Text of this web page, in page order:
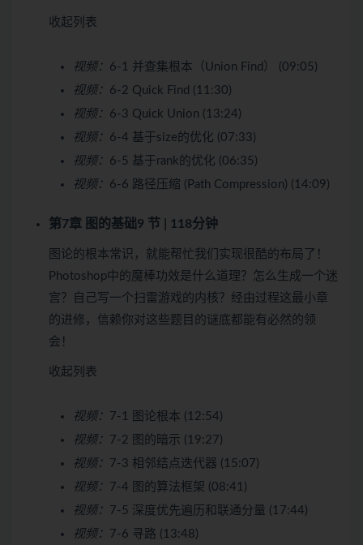
收起列表
视频： 6-1 并查集根本（Union Find） (09:05)
视频： 6-2 Quick Find (11:30)
视频： 6-3 Quick Union (13:24)
视频： 6-4 基于size的优化 (07:33)
视频： 6-5 基于rank的优化 (06:35)
视频： 6-6 路径压缩 (Path Compression) (14:09)
第7章 图的基础9 节 | 118分钟
图论的根本常识，就能帮忙我们实现很酷的布局了！
Photoshop中的魔棒功效是什么道理？怎么生成一个迷
宫？自己写一个扫雷游戏的内核？经由过程这最小章
的进修，信赖你对这些题目的谜底都能有必然的领
会！
收起列表
视频：
7-1 图论根本 (12:54)
视频：
7-2 图的暗示 (19:27)
视频：
7-3 相邻结点迭代器 (15:07)
视频：
7-4 图的算法框架 (08:41)
视频：
7-5 深度优先遍历和联通分量 (17:44)
视频：
7-6 寻路 (13:48)